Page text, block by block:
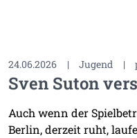
24.06.2026 | Jugend |
Sven Suton
Auch wenn der
Berlin, derzeit ruht,